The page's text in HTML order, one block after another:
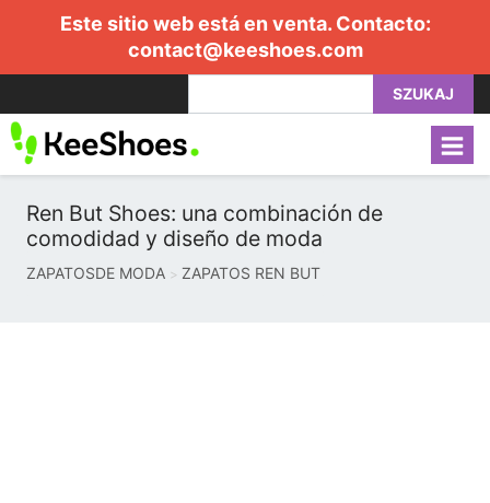
Este sitio web está en venta. Contacto:
contact@keeshoes.com
SZUKAJ
Ren But Shoes: una combinación de
comodidad y diseño de moda
ZAPATOSDE MODA ZAPATOS REN BUT